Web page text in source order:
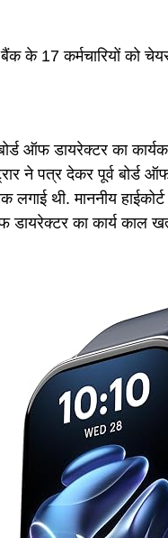
के 17 कर्मचारियों को
बोर्ड ऑफ डायरेक्टर का
ने पत्र देकर पूर्व बोर्ड
लगाई थी. माननीय
डायरेक्टर का कार्य काल